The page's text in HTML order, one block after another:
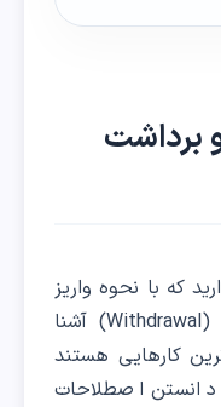
برداشت
که با نحوه واریز
پول (Deposit) و برداشت وجه (Withdrawal) آشنا
کارهایی هستند
اصطلاحات